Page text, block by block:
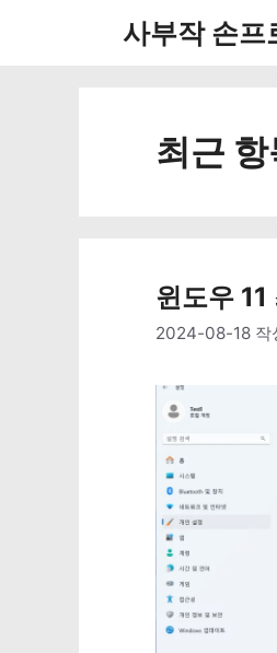
사부작 손프
최근 항
윈도우 11
2024-08-18 작